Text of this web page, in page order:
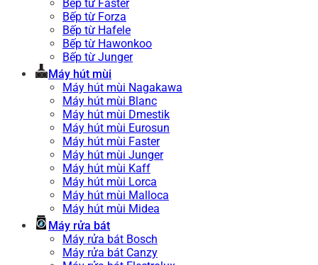
Bếp từ Faster
Bếp từ Forza
Bếp từ Hafele
Bếp từ Hawonkoo
Bếp từ Junger
Máy hút mùi
Máy hút mùi Nagakawa
Máy hút mùi Blanc
Máy hút mùi Dmestik
Máy hút mùi Eurosun
Máy hút mùi Faster
Máy hút mùi Junger
Máy hút mùi Kaff
Máy hút mùi Lorca
Máy hút mùi Malloca
Máy hút mùi Midea
Máy rửa bát
Máy rửa bát Bosch
Máy rửa bát Canzy